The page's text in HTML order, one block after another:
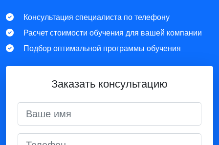
Консультация специалиста по телефону
Расчет стоимости обучения для вашей компании
Подбор оптимальной программы обучения
Заказать консультацию